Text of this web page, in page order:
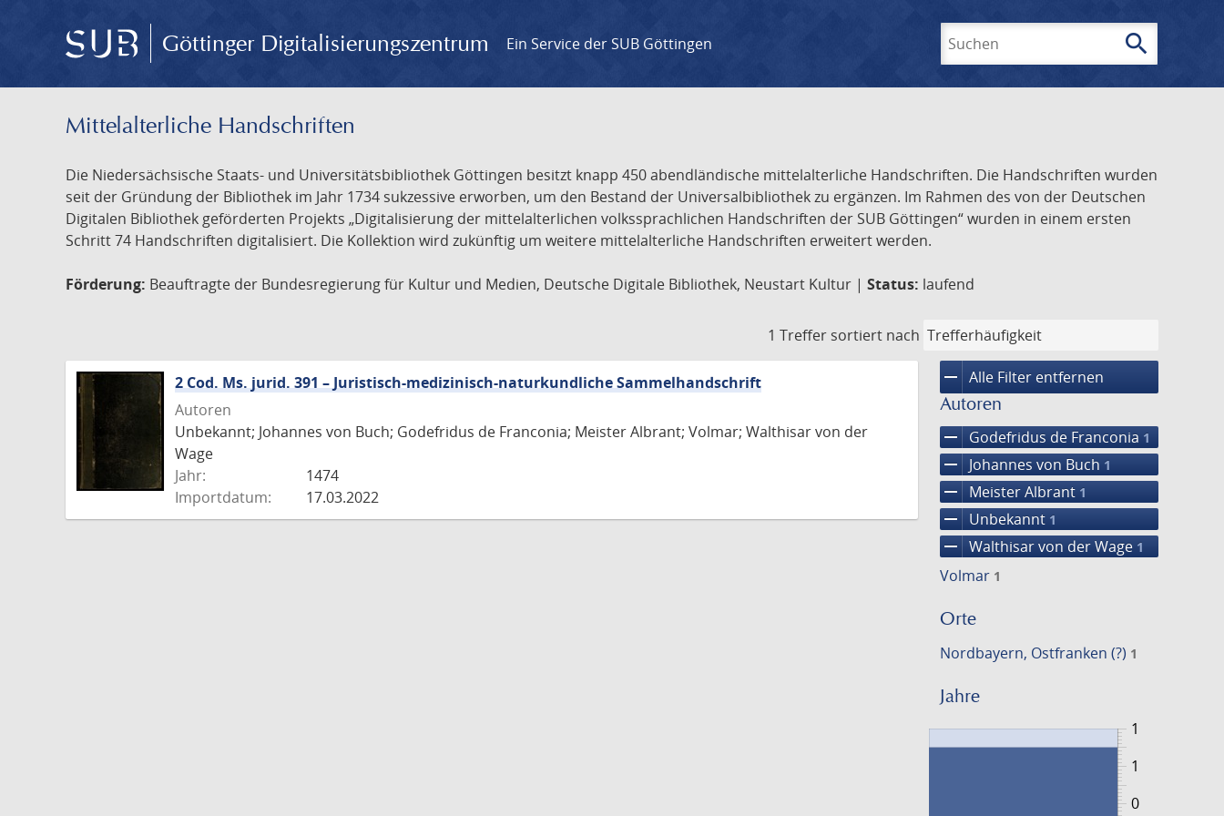
Göttinger Digitalisierungszentrum Ein Service der SUB Göttingen search
Mittelalterliche Handschriften
Die Niedersächsische Staats- und Universitätsbibliothek Göttingen besitzt knapp 450 abendländische mittelalterliche Handschriften. Die Handschriften wurden
seit der Gründung der Bibliothek im Jahr 1734 sukzessive erworben, um den Bestand der Universalbibliothek zu ergänzen. Im Rahmen des von der Deutschen
Digitalen Bibliothek geförderten Projekts „Digitalisierung der mittelalterlichen volkssprachlichen Handschriften der SUB Göttingen“ wurden in einem ersten
Schritt 74 Handschriften digitalisiert. Die Kollektion wird zukünftig um weitere mittelalterliche Handschriften erweitert werden.
Förderung: Beauftragte der Bundesregierung für Kultur und Medien, Deutsche Digitale Bibliothek, Neustart Kultur | Status: laufend
1 Treffer sortiert nach
remove Alle Filter entfernen
Autoren
remove Godefridus de Franconia 1
remove Johannes von Buch 1
remove Meister Albrant 1
remove Unbekannt 1
remove Walthisar von der Wage 1
Volmar 1
Orte
Nordbayern, Ostfranken (?) 1
Jahre
1
0
1
2 Cod. Ms. jurid. 391 – Juristisch-medizinisch-naturkundliche Sammelhandschrift
Autoren
Unbekannt; Johannes von Buch; Godefridus de Franconia; Meister Albrant; Volmar; Walthisar von der
Wage
Jahr:
1474
Importdatum:
17.03.2022